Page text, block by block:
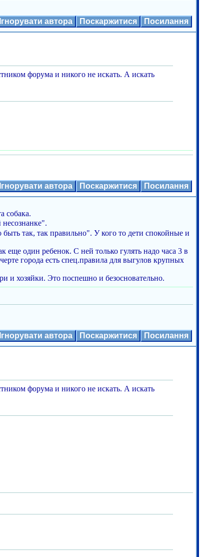
Ігнорувати автора Поскаржитися Посилання
форума и никого не искать. А искать
Ігнорувати автора Поскаржитися Посилання
собака.
так, так правильно". У кого то дети спокойные и
один ребенок. С ней только гулять надо часа 3 в
города есть спец.правила для выгулов крупных
и хозяйки. Это поспешно и безосновательно.
Ігнорувати автора Поскаржитися Посилання
форума и никого не искать. А искать